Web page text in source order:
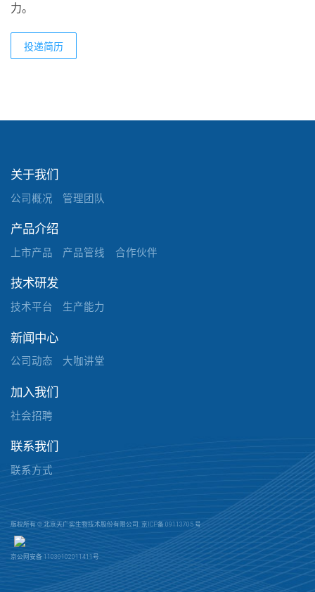
力。
投递简历
关于我们
公司概况 管理团队
产品介绍
上市产品 产品管线 合作伙伴
技术研发
技术平台 生产能力
新闻中心
公司动态 大咖讲堂
加入我们
社会招聘
联系我们
联系方式
版权所有 © 北京天广实生物技术股份有限公司. 京ICP备 09113705 号
京公网安备 11030102011411号